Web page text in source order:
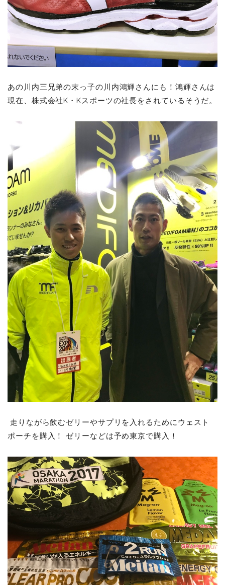
あの川内三兄弟の末っ子の川内鴻輝さんにも！鴻輝さんは
現在、株式会社K・Kスポーツの社長をされているそうだ。
走りながら飲むゼリーやサプリを入れるためにウェスト
ポーチを購入！ ゼリーなどは予め東京で購入！